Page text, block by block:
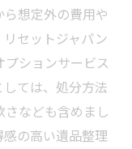
想定外の費用や
セットジャパン
ションサービス
ては、処分方法
なども含めまし
の高い遺品整理